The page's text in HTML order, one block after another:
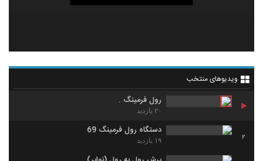
ویدیوهای منتخب
رول فرمینگ .
۲۰ بازدید
2
دستگاه رول فرمینگ 69
۱۹ بازدید